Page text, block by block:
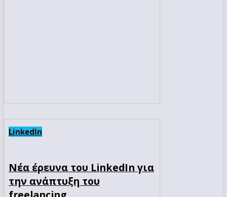
LinkedIn
Νέα έρευνα του LinkedIn για
την ανάπτυξη του